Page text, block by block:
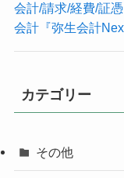
会計/請求/経費/証
会計『弥生会計Next
カテゴリー
その他